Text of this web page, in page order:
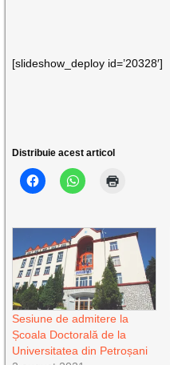
[slideshow_deploy id=’20328′]
Distribuie acest articol
Sesiune de admitere la
Școala Doctorală de la
Universitatea din Petroșani